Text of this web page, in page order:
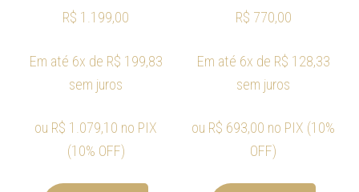
R$ 1.199,00
Em até 6x de R$ 199,83
sem juros
ou R$ 1.079,10 no PIX
(10% OFF)
R$ 770,00
Em até 6x de R$ 128,33
sem juros
ou R$ 693,00 no PIX (10%
OFF)